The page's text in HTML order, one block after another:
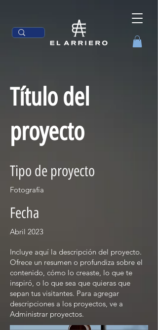
Título del
proyecto
Tipo de proyecto
Fotografía
Fecha
Abril 2023
Incluye aquí la descripción del proyecto.
Ofrece un resumen o profundiza sobre el
contenido, cómo lo creaste, lo que te
inspiró, o lo que sea que quieras que
sepan tus visitantes. Para agregar
descripciones a los proyectos, ve a
Administrar proyectos.